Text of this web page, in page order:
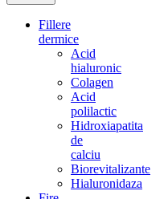
Fillere
dermice
Acid
hialuronic
Colagen
Acid
polilactic
Hidroxiapatita
de
calciu
Biorevitalizante
Hialuronidaza